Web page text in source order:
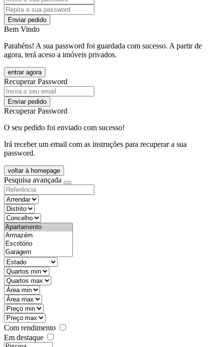
Enviar pedido
Bem Vindo
Parabéns! A sua password foi guardada com sucesso. A partir de
agora, terá aceso a imóveis privados.
entrar agora
Recuperar Password
Enviar pedido
Recuperar Password
O seu pedido foi enviado com sucesso!
Irá receber um email com as instruções para recuperar a sua
password.
voltar à homepage
Pesquisa avançada
objective
districtId
countyId
types
state
mintypo
maxtypo
minarea
maxarea
minprice
maxprice
Com rendimento
Em destaque